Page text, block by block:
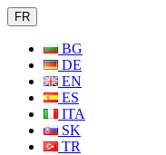
FR
BG
DE
EN
ES
ITA
SK
TR